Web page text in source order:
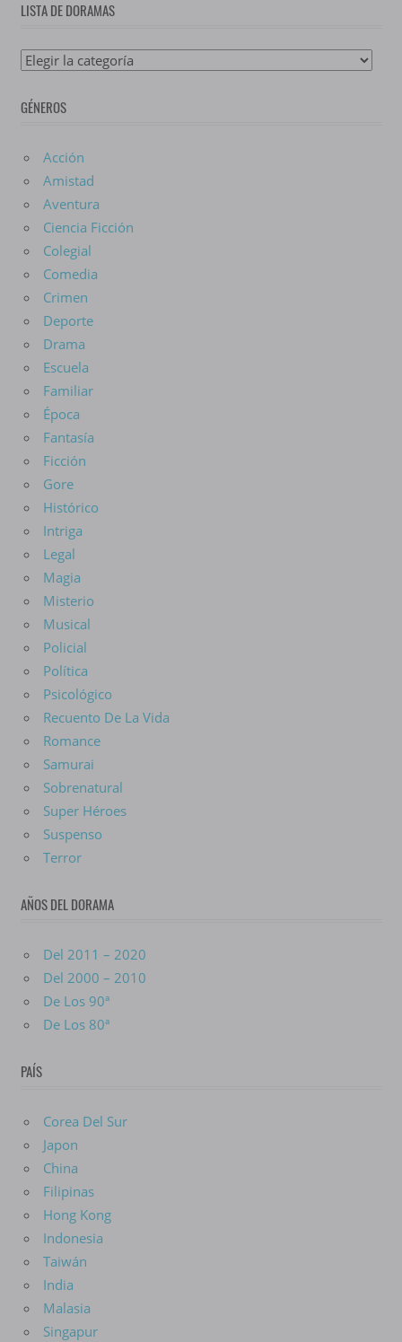
LISTA DE DORAMAS
Lista
Doramas
GÉNEROS
Acción
Amistad
Aventura
Ciencia Ficción
Colegial
Comedia
Crimen
Deporte
Drama
Escuela
Familiar
Época
Fantasía
Ficción
Gore
Histórico
Intriga
Legal
Magia
Misterio
Musical
Policial
Política
Psicológico
Recuento De La Vida
Romance
Samurai
Sobrenatural
Super Héroes
Suspenso
Terror
AÑOS DEL DORAMA
Del 2011 – 2020
Del 2000 – 2010
De Los 90ª
De Los 80ª
PAÍS
Corea Del Sur
Japon
China
Filipinas
Hong Kong
Indonesia
Taiwán
India
Malasia
Singapur